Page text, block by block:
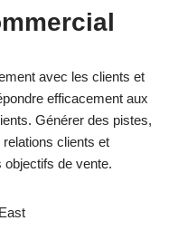
avec les clients et
efficacement aux
Générer des pistes,
clients et
objectifs de vente.